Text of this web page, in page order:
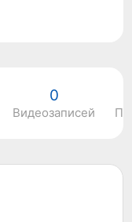
0
Видеозаписей